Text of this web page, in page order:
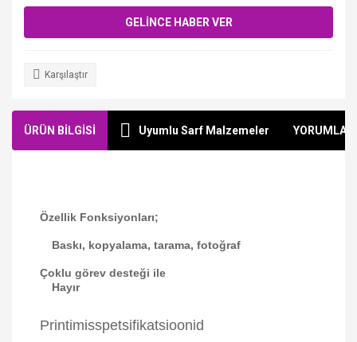
GELİNCE HABER VER
Karşılaştır
ÜRÜN BİLGİSİ Uyumlu Sarf Malzemeler YORUMLAR
Özellik Fonksiyonları;
Baskı, kopyalama, tarama, fotoğraf
Çoklu görev desteği ile
Hayır
Printimisspetsifikatsioonid